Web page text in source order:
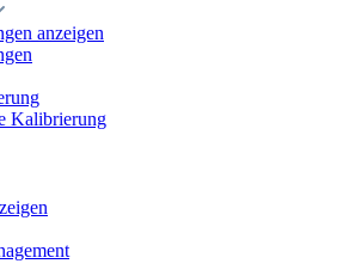
anzeigen
Kalibrierung